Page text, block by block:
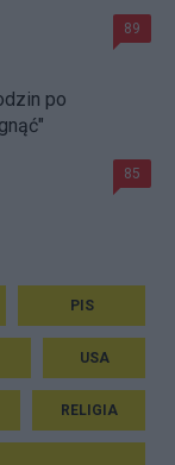
89
po
85
PIS
USA
RELIGIA